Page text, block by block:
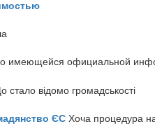
имеющейся официальной
стало відомо громадськості
ЄС Хоча процедура